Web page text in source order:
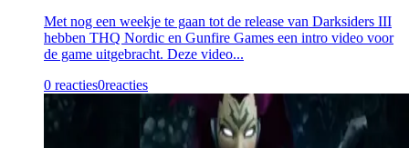
Met nog een weekje te gaan tot de release van Darksiders III
hebben THQ Nordic en Gunfire Games een intro video voor
de game uitgebracht. Deze video...
0 reacties0reacties